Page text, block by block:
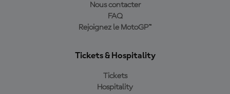
Nous contacter
FAQ
Rejoignez le MotoGP™
Tickets & Hospitality
Tickets
Hospitality